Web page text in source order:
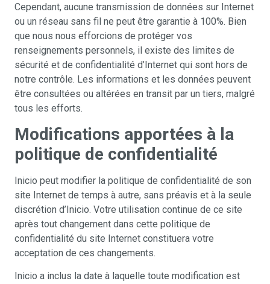
Cependant, aucune transmission de données sur Internet
ou un réseau sans fil ne peut être garantie à 100%. Bien
que nous nous efforcions de protéger vos
renseignements personnels, il existe des limites de
sécurité et de confidentialité d’Internet qui sont hors de
notre contrôle. Les informations et les données peuvent
être consultées ou altérées en transit par un tiers, malgré
tous les efforts.
Modifications apportées à la
politique de confidentialité
Inicio peut modifier la politique de confidentialité de son
site Internet de temps à autre, sans préavis et à la seule
discrétion d’Inicio. Votre utilisation continue de ce site
après tout changement dans cette politique de
confidentialité du site Internet constituera votre
acceptation de ces changements.
Inicio a inclus la date à laquelle toute modification est